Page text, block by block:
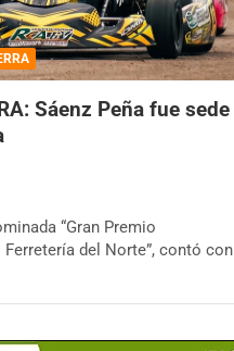
Sáenz Peña fue sede
“Gran Premio
del Norte”, contó con